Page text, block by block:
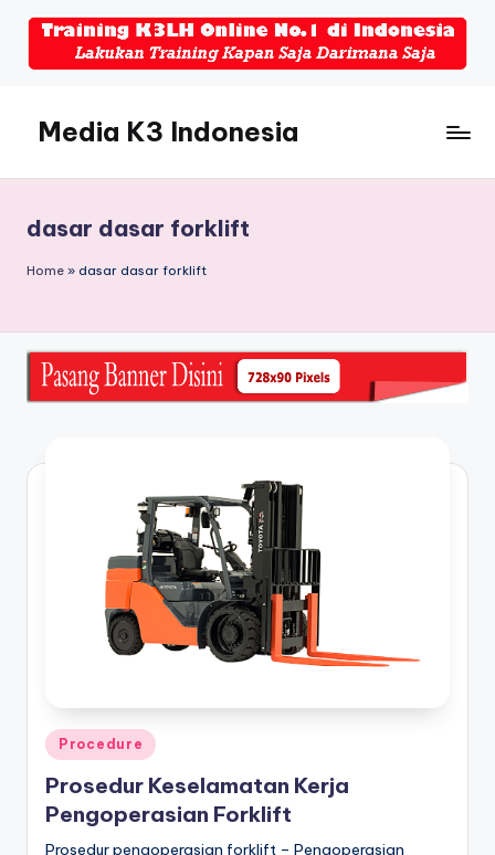
Media K3 Indonesia
Seputar
Dunia
K3LH
dasar dasar forklift
Home » dasar dasar forklift
Posted
in
Procedure
Prosedur Keselamatan Kerja
Pengoperasian Forklift
Prosedur pengoperasian forklift – Pengoperasian